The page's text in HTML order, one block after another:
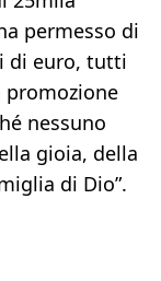
permesso di
di euro, tutti
promozione
nessuno
gioia, della
di Dio”.